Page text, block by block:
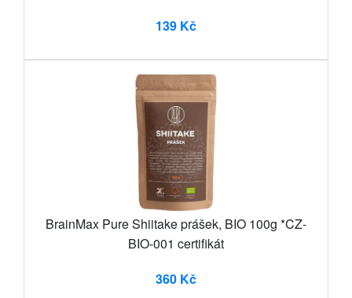
139 Kč
BrainMax Pure Shiitake prášek, BIO 100g *CZ-
BIO-001 certifikát
360 Kč